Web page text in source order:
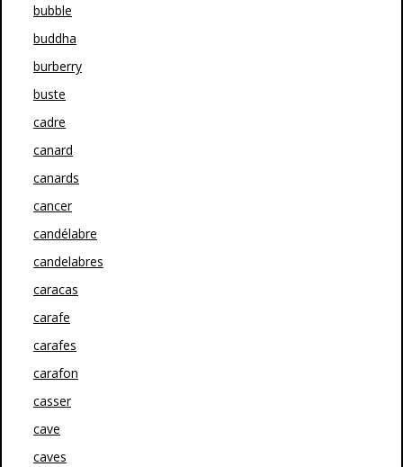
bubble
buddha
burberry
buste
cadre
canard
canards
cancer
candélabre
candelabres
caracas
carafe
carafes
carafon
casser
cave
caves